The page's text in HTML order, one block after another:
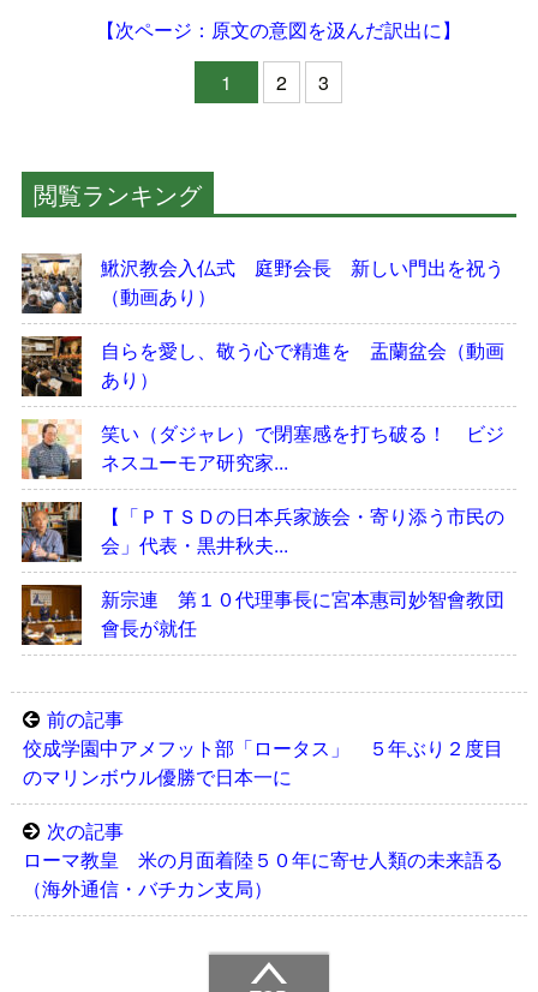
【次ページ：原文の意図を汲んだ訳出に】
1
2 3
閲覧ランキング
鰍沢教会入仏式 庭野会長 新しい門出を祝う
（動画あり）
自らを愛し、敬う心で精進を 盂蘭盆会（動画
あり）
笑い（ダジャレ）で閉塞感を打ち破る！ ビジ
ネスユーモア研究家...
【「ＰＴＳＤの日本兵家族会・寄り添う市民の
会」代表・黒井秋夫...
新宗連 第１０代理事長に宮本惠司妙智會教団
會長が就任
前の記事
佼成学園中アメフット部「ロータス」 ５年ぶり２度目
のマリンボウル優勝で日本一に
次の記事
ローマ教皇 米の月面着陸５０年に寄せ人類の未来語る
（海外通信・バチカン支局）